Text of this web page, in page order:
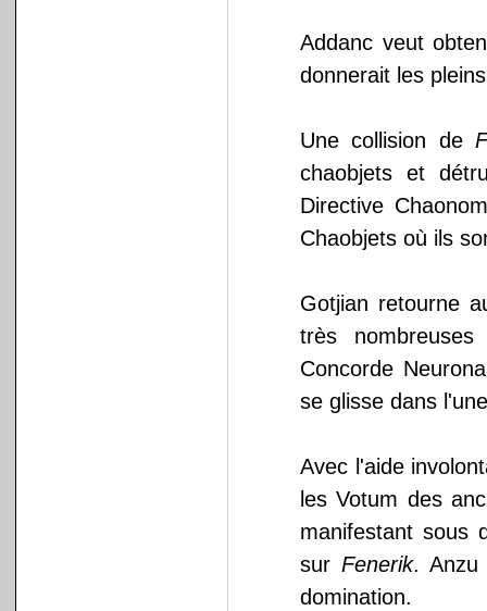
Addanc veut
donnerait les
Une collision de
chaobjets et
Directive
Chaobjets où ils
Gotjian retourne
très
Concorde
se glisse dans
Avec l'aide
les Votum des
manifestant sous
sur Fenerik. Anzu
domination.